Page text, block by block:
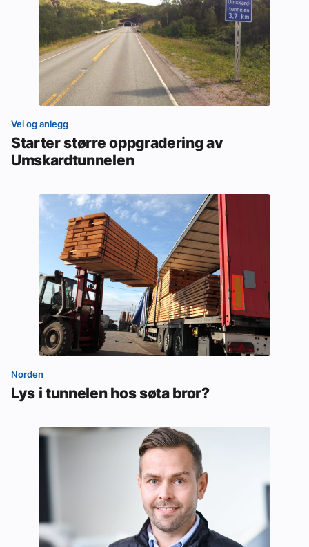
Vei og anlegg
Starter større oppgradering av
Umskardtunnelen
Norden
Lys i tunnelen hos søta bror?